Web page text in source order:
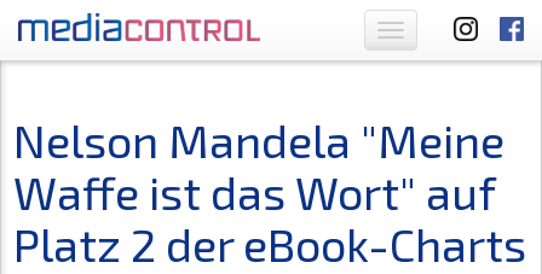
Toggle
navigation
Nelson Mandela "Meine
Waffe ist das Wort" auf
Platz 2 der eBook-Charts